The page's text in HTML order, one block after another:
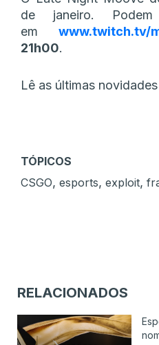
de janeiro.
em
www.twitch.tv/
21h00.
Lê as últimas
TÓPICOS
CSGO, esports, exploit,
RELACIONADOS